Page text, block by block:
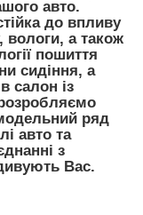
авто.
до впливу
вологи, а також
пошиття
сидіння, а
салон із
ряд
авто та
з
Вас.